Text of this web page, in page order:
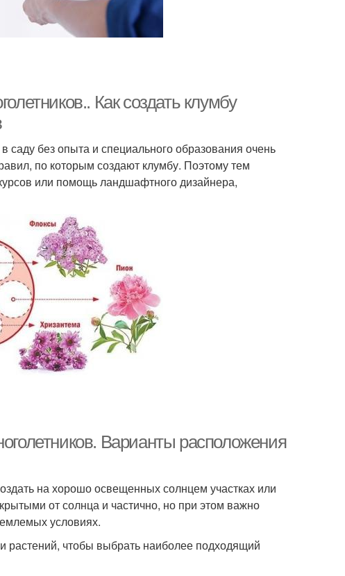
Как создать клумбу
саду без опыта и специального образования очень
по которым создают клумбу. Поэтому тем
или помощь ландшафтного дизайнера,
Варианты расположения
на хорошо освещенных солнцем участках или
от солнца и частично, но при этом важно
условиях.
растений, чтобы выбрать наиболее подходящий